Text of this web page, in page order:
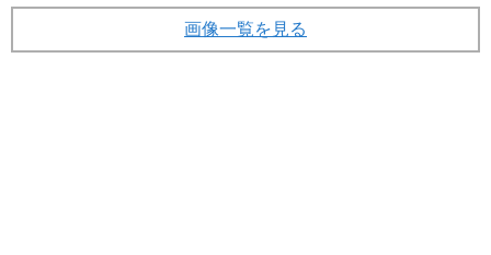
画像一覧を見る